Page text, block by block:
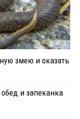
змею и оказать
и запеканка